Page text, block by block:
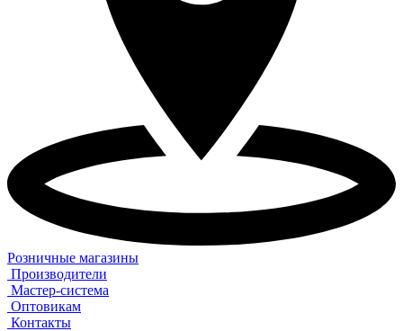
Розничные магазины
Производители
Мастер-система
Оптовикам
Контакты